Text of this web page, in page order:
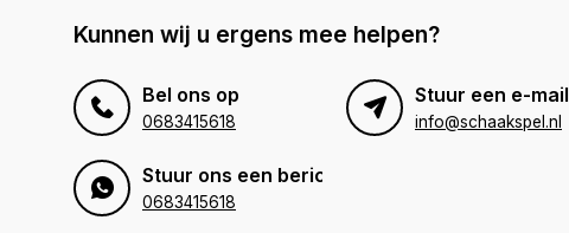
Kunnen wij u ergens mee helpen?
Bel ons op
0683415618
Stuur een e-mail
info@schaakspel.nl
Stuur ons een bericht
0683415618